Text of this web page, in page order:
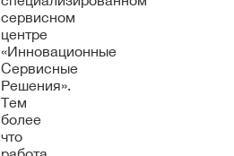
сервисном
центре
«Инновационные
Сервисные
Решения».
Тем
более
что